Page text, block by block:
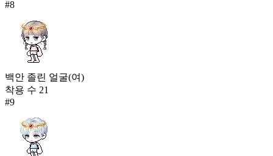
#8
백안 졸린 얼굴(여)
착용 수 21
#9